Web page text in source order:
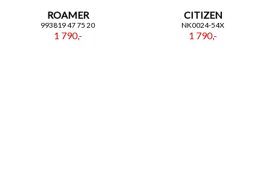
ROAMER
993819 47 75 20
1 790,-
CITIZEN
NK0024-54X
1 790,-